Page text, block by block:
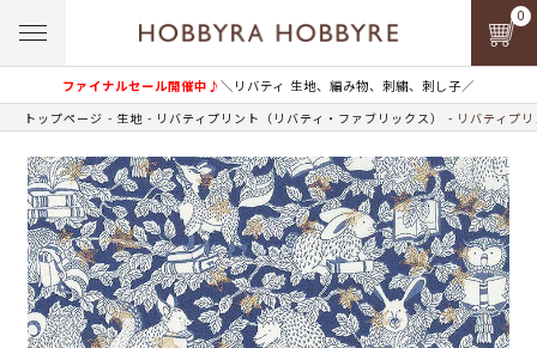
ファイナルセール開催中♪＼リバティ 生地、編み物、刺繍、刺し子／
0
トップページ 生地 リバティプリント（リバティ・ファブリックス） リバティプ